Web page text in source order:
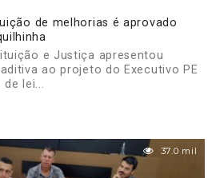
de melhorias é aprovado
e Justiça apresentou
ao projeto do Executivo PE
lei...
37.0 mil